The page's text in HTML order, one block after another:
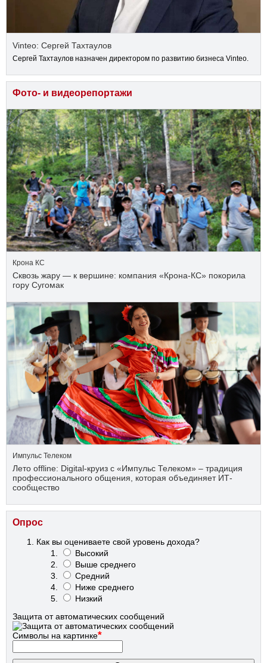
Vinteo: Сергей Тахтаулов
Сергей Тахтаулов назначен директором по развитию бизнеса Vinteo.
Фото- и видеорепортажи
Крона КС
Сквозь жару — к вершине: компания «Крона‑КС» покорила
гору Сугомак
Импульс Телеком
Лето offline: Digital-круиз с «Импульс Телеком» – традиция
профессионального общения, которая объединяет ИТ-
сообщество
Опрос
Как вы оцениваете свой уровень дохода?
Высокий
Выше среднего
Средний
Ниже среднего
Низкий
Защита от автоматических сообщений
Символы на картинке*